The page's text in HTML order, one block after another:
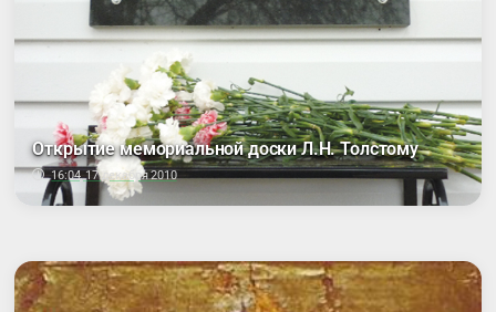
Открытие мемориальной доски Л.Н. Толстому
16:04, 17 декабря 2010